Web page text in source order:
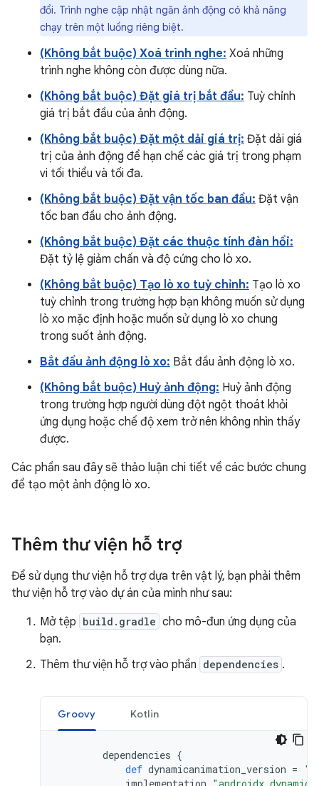
đổi. Trình nghe cập nhật ngăn ảnh động có khả năng
chạy trên một luồng riêng biệt.
(Không bắt buộc) Xoá trình nghe: Xoá những
trình nghe không còn được dùng nữa.
(Không bắt buộc) Đặt giá trị bắt đầu: Tuỳ chỉnh
giá trị bắt đầu của ảnh động.
(Không bắt buộc) Đặt một dải giá trị: Đặt dải giá
trị của ảnh động để hạn chế các giá trị trong phạm
vi tối thiểu và tối đa.
(Không bắt buộc) Đặt vận tốc ban đầu: Đặt vận
tốc ban đầu cho ảnh động.
(Không bắt buộc) Đặt các thuộc tính đàn hồi:
Đặt tỷ lệ giảm chấn và độ cứng cho lò xo.
(Không bắt buộc) Tạo lò xo tuỳ chỉnh: Tạo lò xo
tuỳ chỉnh trong trường hợp bạn không muốn sử dụng
lò xo mặc định hoặc muốn sử dụng lò xo chung
trong suốt ảnh động.
Bắt đầu ảnh động lò xo: Bắt đầu ảnh động lò xo.
(Không bắt buộc) Huỷ ảnh động: Huỷ ảnh động
trong trường hợp người dùng đột ngột thoát khỏi
ứng dụng hoặc chế độ xem trở nên không nhìn thấy
được.
Các phần sau đây sẽ thảo luận chi tiết về các bước chung
để tạo một ảnh động lò xo.
Thêm thư viện hỗ trợ
Để sử dụng thư viện hỗ trợ dựa trên vật lý, bạn phải thêm
thư viện hỗ trợ vào dự án của mình như sau:
Mở tệp build.gradle cho mô-đun ứng dụng của
bạn.
Thêm thư viện hỗ trợ vào phần dependencies .
Groovy Kotlin
dependencies {
def dynamicanimation_version =